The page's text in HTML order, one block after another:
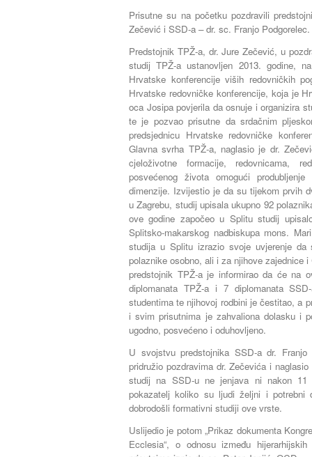
Prisutne su na početku pozdravili
Zečević i SSD-a – dr. sc. Franjo Podgorelec.
Predstojnik TPŽ-a, dr. Jure Zečević, u
studij TPŽ-a ustanovljen 2013. godine,
Hrvatske konferencije viših redovničkih
Hrvatske redovničke konferencije, koja je
oca Josipa povjerila da osnuje i organizira
te je pozvao prisutne da srdačnim
predsjednicu Hrvatske redovničke
Glavna svrha TPŽ-a, naglasio je dr.
cjeloživotne formacije, redovnicama,
posvećenog života omogući
dimenzije. Izvijestio je da su tijekom prvih
u Zagrebu, studij upisala ukupno 92
ove godine započeo u Splitu studij
Splitsko-makarskog nadbiskupa mons.
studija u Splitu izrazio svoje uvjerenje
polaznike osobno, ali i za njihove zajednice
predstojnik TPŽ-a je informirao da će na
diplomanata TPŽ-a i 7 diplomanata
studentima te njihovoj rodbini je čestitao, a
i svim prisutnima je zahvaliona dolasku i
ugodno, posvećeno i oduhovljeno.
U svojstvu predstojnika SSD-a dr.
pridružio pozdravima dr. Zečevića i
studij na SSD-u ne jenjava ni nakon
pokazatelj koliko su ljudi željni i
dobrodošli formativni studiji ove vrste.
Uslijedio je potom „Prikaz dokumenta
Ecclesia“, o odnosu između